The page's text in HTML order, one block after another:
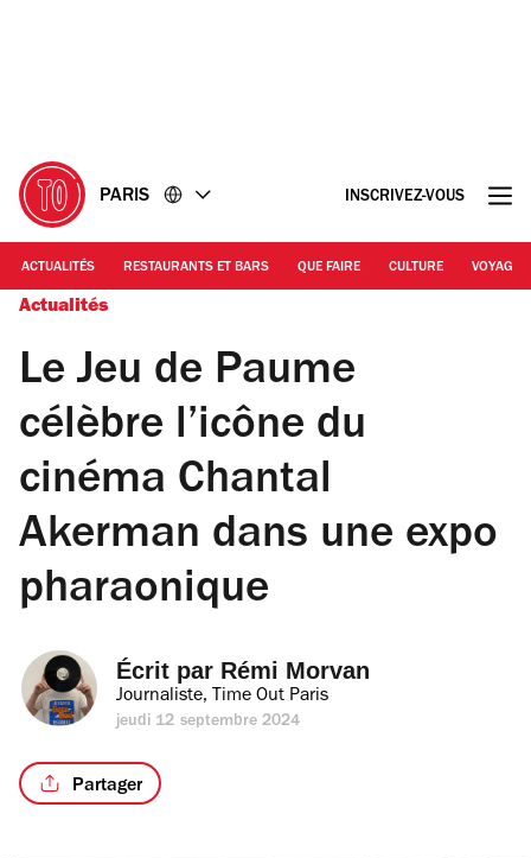
PARIS INSCRIVEZ-VOUS
ACTUALITÉS RESTAURANTS ET BARS QUE FAIRE CULTURE VOYAGE
Actualités
Le Jeu de Paume
célèbre l’icône du
cinéma Chantal
Akerman dans une expo
pharaonique
Écrit par Rémi Morvan
Journaliste, Time Out Paris
jeudi 12 septembre 2024
Partager